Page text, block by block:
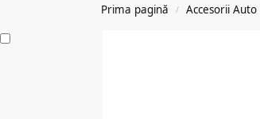
Prima pagină / Accesorii Auto